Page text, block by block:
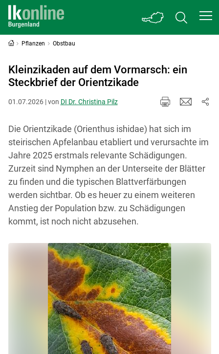
Pflanzen Obstbau
Kleinzikaden auf dem Vormarsch: ein
Steckbrief der Orientzikade
01.07.2026 | von DI Dr. Christina Pilz
Die Orientzikade (Orienthus ishidae) hat sich im
steirischen Apfelanbau etabliert und verursachte im
Jahre 2025 erstmals relevante Schädigungen.
Zurzeit sind Nymphen an der Unterseite der Blätter
zu finden und die typischen Blattverfärbungen
werden sichtbar. Ob es heuer zu einem weiteren
Anstieg der Population bzw. zu Schädigungen
kommt, ist noch nicht abzusehen.